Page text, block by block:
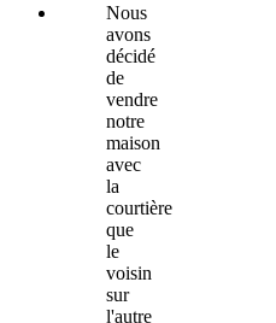
Nous
avons
décidé
de
vendre
notre
maison
avec
la
courtière
que
le
voisin
sur
l'autre